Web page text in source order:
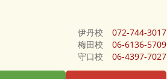
伊丹校
072-744-3017
梅田校
06-6136-5709
守口校
06-4397-7027